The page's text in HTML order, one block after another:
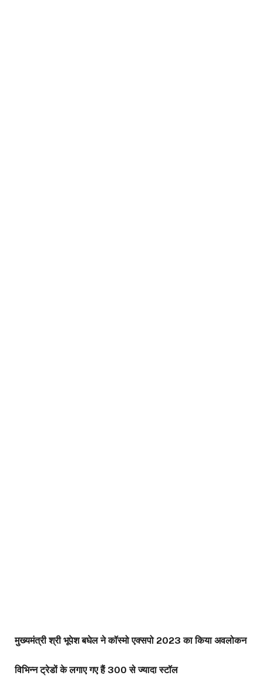
मुख्यमंत्री श्री भूपेश बघेल ने कॉस्मो एक्सपो 2023 का किया अवलोकन
विभिन्न ट्रेडों के लगाए गए हैं 300 से ज्यादा स्टॉल